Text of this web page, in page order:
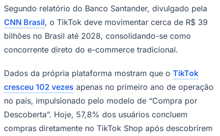
Libertadores
Sul-Americana
Copa América
Champions League
Premier League
La Liga
Times - Ir direto
Segundo relatório do Banco Santander, divulgado pela
CNN Brasil, o TikTok deve movimentar cerca de R$ 39
bilhões no Brasil até 2028, consolidando-se como
concorrente direto do e-commerce tradicional.
Dados da própria plataforma mostram que o TikTok
cresceu 102 vezes apenas no primeiro ano de operação
no país, impulsionado pelo modelo de “Compra por
Descoberta”. Hoje, 57,8% dos usuários concluem
compras diretamente no TikTok Shop após descobrirem